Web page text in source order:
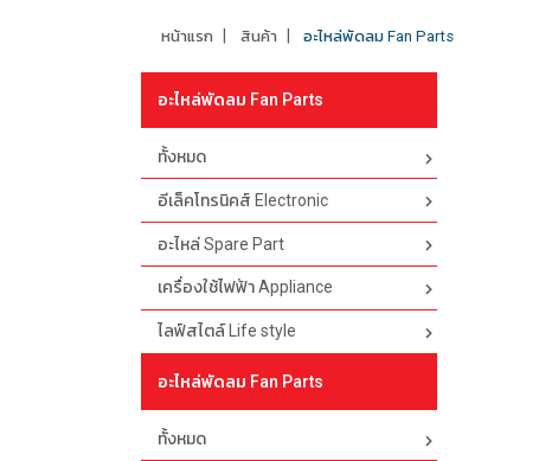
หน้าแรก สินค้า อะไหล่พัดลม Fan Parts
อะไหล่พัดลม Fan Parts
ทั้งหมด
อีเล็คโทรนิคส์ Electronic
อะไหล่ Spare Part
เครื่องใช้ไฟฟ้า Appliance
ไลฟ์สไตล์ Life style
อะไหล่พัดลม Fan Parts
ทั้งหมด